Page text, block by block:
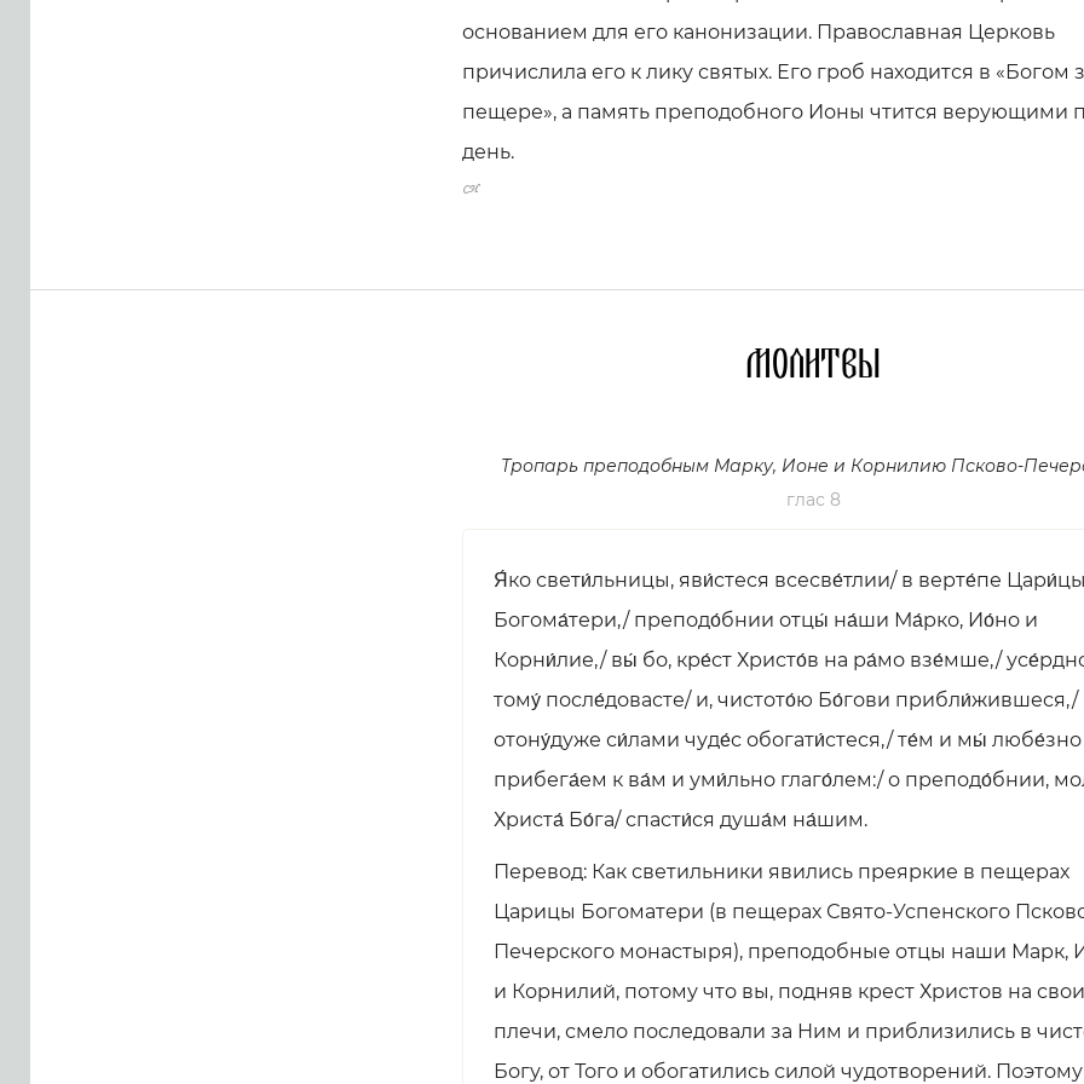
основанием для его канонизации. Православная Церковь
причислила его к лику святых. Его гроб находится в «Богом
пещере», а память преподобного Ионы чтится верующими
день.
Молитвы
Тропарь преподобным Марку, Ионе и Корнилию Псково-
глас 8
Я́ко свети́льницы, яви́стеся всесве́тлии/ в верте́пе Цари́цы
Богома́тери,/ преподо́бнии отцы́ на́ши Ма́рко, Ио́но и
Корни́лие,/ вы́ бо, кре́ст Христо́в на ра́мо взе́мше,/
тому́ после́довасте/ и, чистото́ю Бо́гови прибли́жившеся,/
отону́дуже си́лами чуде́с обогати́стеся,/ те́м и мы́ любе́зно
прибега́ем к ва́м и уми́льно глаго́лем:/ о преподо́бнии,
Христа́ Бо́га/ спасти́ся душа́м на́шим.
Перевод: Как светильники явились преяркие в пещерах
Царицы Богоматери (в пещерах Свято-Успенского
Печерского монастыря), преподобные отцы наши Марк,
и Корнилий, потому что вы, подняв крест Христов на свои
плечи, смело последовали за Ним и приблизились в
Богу, от Того и обогатились силой чудотворений.